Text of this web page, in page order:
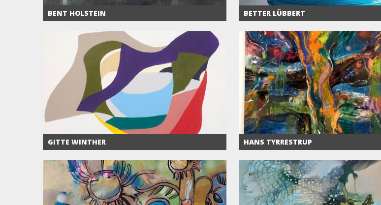
BENT HOLSTEIN BETTER LÜBBERT
GITTE WINTHER HANS TYRRESTRUP